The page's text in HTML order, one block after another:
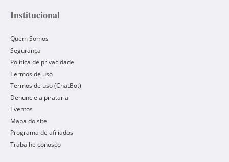
Institucional
Quem Somos
Segurança
Política de privacidade
Termos de uso
Termos de uso (ChatBot)
Denuncie a pirataria
Eventos
Mapa do site
Programa de afiliados
Trabalhe conosco